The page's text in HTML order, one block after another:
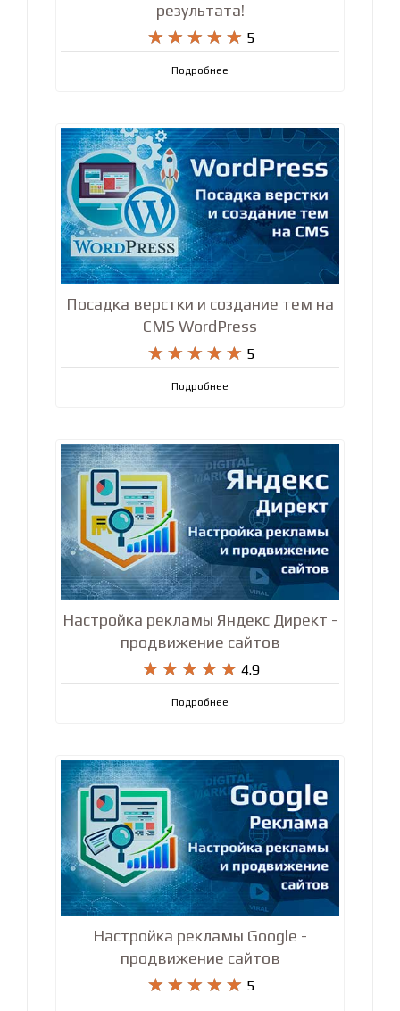
результата!
    
     5
Подробнее
Посадка верстки и создание тем на
CMS WordPress
    
     5
Подробнее
Настройка рекламы Яндекс Директ -
продвижение сайтов
    
     4.9
Подробнее
Настройка рекламы Google -
продвижение сайтов
    
     5